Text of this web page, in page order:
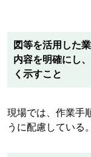
図等を活用した
内容を明確にし
く示すこと
現場では、作業手
うに配慮している。